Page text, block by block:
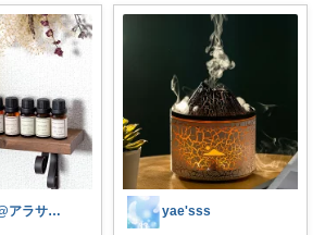
マさん@アラサー会社院☀️ yae'sss